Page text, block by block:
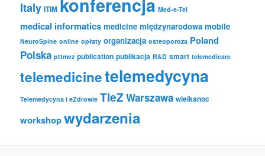
Italy ITIM konferencja Med-e-Tel
medical informatics medicine międzynarodowa mobile
NeuroSpine online opłaty organizacja osteoporoza Poland
Polska pttmez publication publikacja R&D smart telemedicare
telemedicinetelemedycyna
Telemedycyna i eZdrowie TieZ Warszawa wielkanoc
workshopwydarzenia